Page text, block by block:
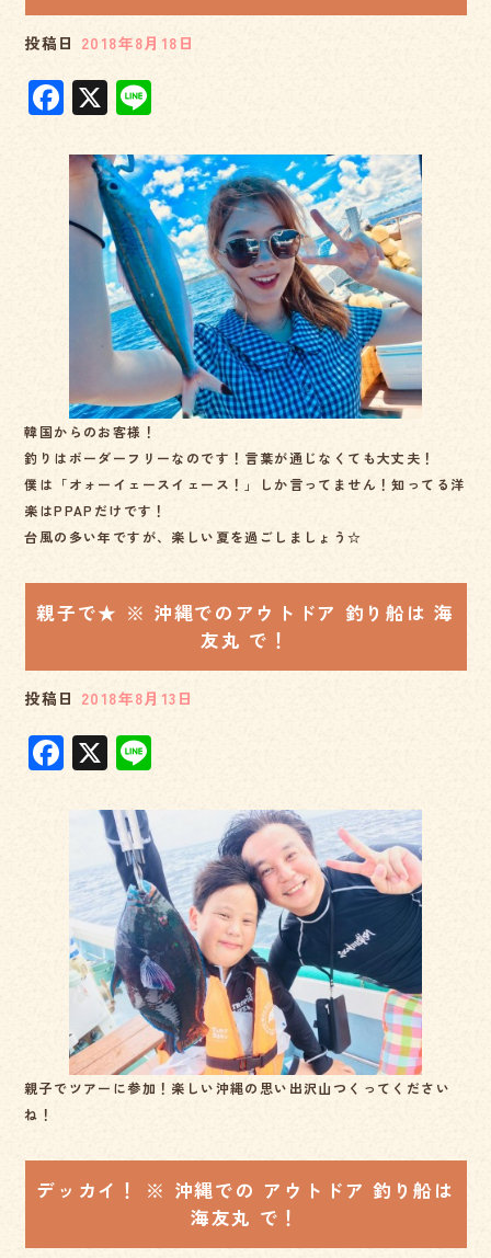
投稿日 2018年8月18日
F
a
c
e
b
X
e
韓国からのお客様！
釣りはボーダーフリーなのです！言葉が通じなくても大丈夫！
僕は「オォーイェースイェース！」しか言ってません！知ってる洋
楽はPPAPだけです！
台風の多い年ですが、楽しい夏を過ごしましょう☆
親子で★ ※ 沖縄でのアウトドア 釣り船は 海
友丸 で！
投稿日 2018年8月13日
F
a
c
e
b
o
o
k
X
e
親子でツアーに参加！楽しい沖縄の思い出沢山つくってください
ね！
デッカイ！ ※ 沖縄での アウトドア 釣り船は
海友丸 で！